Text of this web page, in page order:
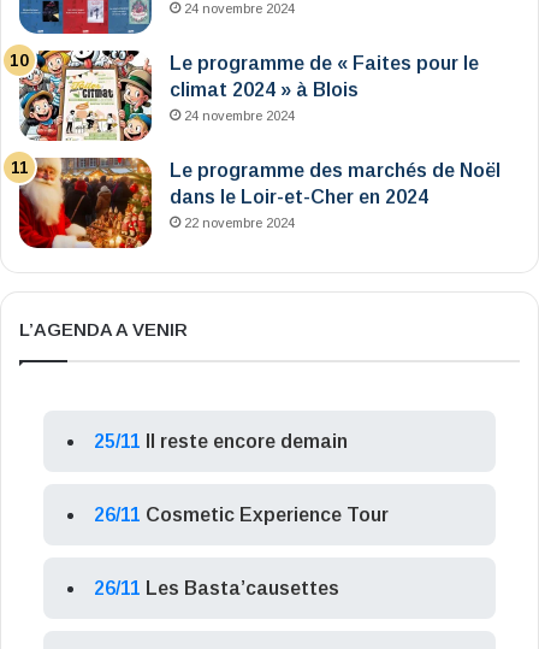
24 novembre 2024
Le programme de « Faites pour le
climat 2024 » à Blois
24 novembre 2024
Le programme des marchés de Noël
dans le Loir-et-Cher en 2024
22 novembre 2024
L’AGENDA A VENIR
25/11 Il reste encore demain
26/11 Cosmetic Experience Tour
26/11 Les Basta’causettes